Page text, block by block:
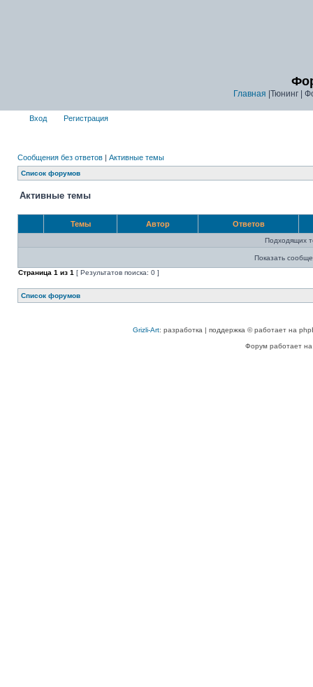
Главная |Тюнинг |
Вход Регистрация
Сообщения без ответов | Активные темы
Список форумов
Активные темы
Темы Автор Ответов
Подходящих
Показать
Страница 1 из 1 [ Результатов поиска: 0 ]
Список форумов
Grizli-Art: разработка | поддержка © работает на
Форум работает